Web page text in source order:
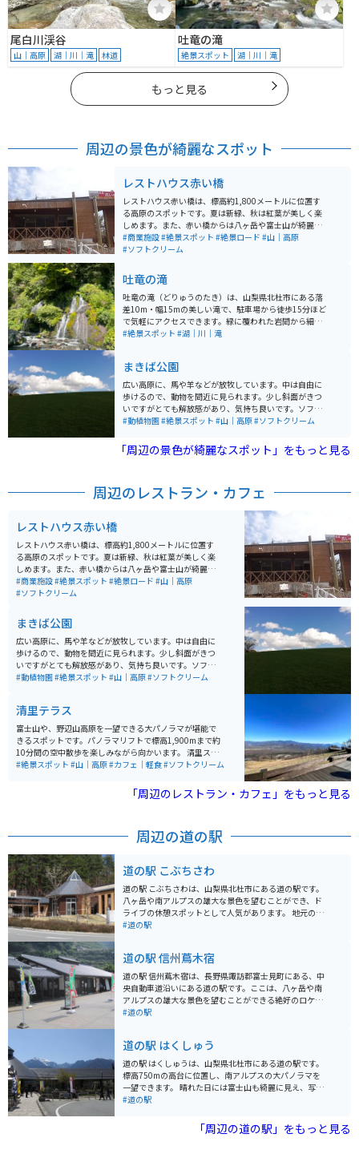
尾白川渓谷
山｜高原 湖｜川｜滝 林道
吐竜の滝
絶景スポット 湖｜川｜滝
もっと見る
周辺の景色が綺麗なスポット
レストハウス赤い橋
レストハウス赤い橋は、標高約1,800メートルに位置す
る高原のスポットです。夏は新緑、秋は紅葉が美しく楽
しめます。また、赤い橋からは八ヶ岳や富士山が綺麗に
見えるため、橋下を上空から眺めることができる貴重な
スポットです。 レストハウス赤い橋では、有名なソフト
ます。
#商業施設#絶景スポット #絶景ロード #山｜高原
#ソフトクリーム
吐竜の滝
吐竜の滝（どりゅうのたき）は、山梨県北杜市にある落
差10m・幅15mの美しい滝で、駐車場から徒歩15分ほど
で気軽にアクセスできます。緑に覆われた岩間から細い
流れが幾重にも落ちる姿は神秘的で、「竜が吐く滝」の
がら自然散策が楽しめます。 さらに進めば、紅葉で有名
な東沢大橋（赤い橋）へも通じ、半日ほどのハイキング
にも最適。道は比較的歩きやすく、バイクで訪れる場合
も駐車しやすいポイントがあり、ツーリング途中の立ち
寄りにもおすすめです。
#絶景スポット #湖｜川｜滝
まきば公園
広い高原に、馬や羊などが放牧しています。中は自由に
歩けるので、動物を間近に見られます。少し斜面がきつ
いですがとても解放感があり、気持ち良いです。ソフト
クリームが牛乳が濃くとても美味しいです。レストラン
#動植物園#絶景スポット #山｜高原#ソフトクリーム
「周辺の景色が綺麗なスポット」をもっと見る
周辺のレストラン・カフェ
レストハウス赤い橋
レストハウス赤い橋は、標高約1,800メートルに位置す
る高原のスポットです。夏は新緑、秋は紅葉が美しく楽
しめます。また、赤い橋からは八ヶ岳や富士山が綺麗に
見えるため、橋下を上空から眺めることができる貴重な
スポットです。 レストハウス赤い橋では、有名なソフト
ます。
#商業施設#絶景スポット #絶景ロード #山｜高原
#ソフトクリーム
まきば公園
広い高原に、馬や羊などが放牧しています。中は自由に
歩けるので、動物を間近に見られます。少し斜面がきつ
いですがとても解放感があり、気持ち良いです。ソフト
クリームが牛乳が濃くとても美味しいです。レストラン
#動植物園#絶景スポット #山｜高原#ソフトクリーム
清里テラス
富士山や、野辺山高原を一望できる大パノラマが堪能で
きるスポットです。パノラマリフトで標高1,900mまで約
10分間の空中散歩を楽しみながら向かいます。 清里スカ
イパフェやオリジナルブレンドコーヒーを絶景と共に楽
温は都心に比べて約10度マイナスのクールリゾートで
#絶景スポット #山｜高原#カフェ｜軽食#ソフトクリーム
「周辺のレストラン・カフェ」をもっと見る
周辺の道の駅
道の駅 こぶちさわ
道の駅 こぶちさわは、山梨県北杜市にある道の駅です。
八ヶ岳や南アルプスの雄大な景色を望むことができ、ド
ライブの休憩スポットとして人気があります。 地元の農
産物直売所では、新鮮な高原野菜や果物を購入すること
った料理を楽しむことができます。 バイクで訪れる場
合、道の駅 こぶちさわは、ツーリングの拠点としても最
適です。周辺には、八ヶ岳や南アルプスへのツーリング
コースが多数あります。また、道の駅には、バイクスタ
ンドも完備されています。 道の駅 こぶちさわは、雄大な
#道の駅
道の駅 信州蔦木宿
道の駅 信州蔦木宿は、長野県諏訪郡富士見町にある、中
央自動車道沿いにある道の駅です。ここは、八ヶ岳や南
アルプスの雄大な景色を望むことができる絶好のロケー
ションにあります。 地元の農産物や特産品を販売する直
トランでは、地元の食材を使った料理を楽しむことがで
きます。おすすめは、信州そばや山賊焼きです。 バイク
で訪れる場合、道の駅には広い駐車場が完備されている
ので安心です。また、周辺には、八ヶ岳高原道路やビー
ナスラインなど、景色の良いワインディングロードが数
ットもあります。スキーやスノーボード、登山など、ア
#道の駅
道の駅 はくしゅう
道の駅 はくしゅうは、山梨県北杜市にある道の駅です。
標高750mの高台に位置し、南アルプスの大パノラマを
一望できます。 晴れた日には富士山も綺麗に見え、写真
撮影や景色を楽しむのに最適なスポットです。地元の特
子などが販売されています。レストランでは、地元の食
材を使った料理を楽しむことができます。 バイクで訪れ
#道の駅
「周辺の道の駅」をもっと見る